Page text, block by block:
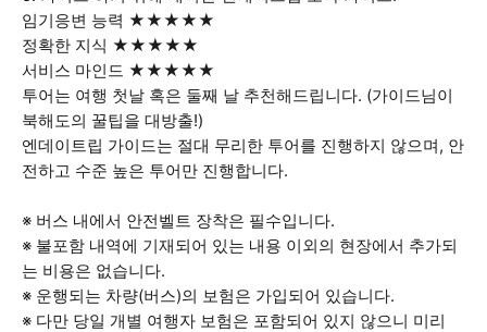
임기응변 능력 ★★★★★
정확한 지식 ★★★★★
서비스 마인드 ★★★★★
투어는 여행 첫날 혹은 둘째 날 추천해드립니다. (가이드님이
북해도의 꿀팁을 대방출!)
엔데이트립 가이드는 절대 무리한 투어를 진행하지 않으며, 안
전하고 수준 높은 투어만 진행합니다.
※ 버스 내에서 안전벨트 장착은 필수입니다.
※ 불포함 내역에 기재되어 있는 내용 이외의 현장에서 추가되
는 비용은 없습니다.
※ 운행되는 차량(버스)의 보험은 가입되어 있습니다.
※ 다만 당일 개별 여행자 보험은 포함되어 있지 않으니 미리